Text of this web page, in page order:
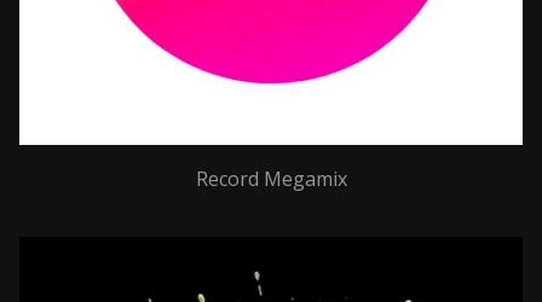
Record Megamix